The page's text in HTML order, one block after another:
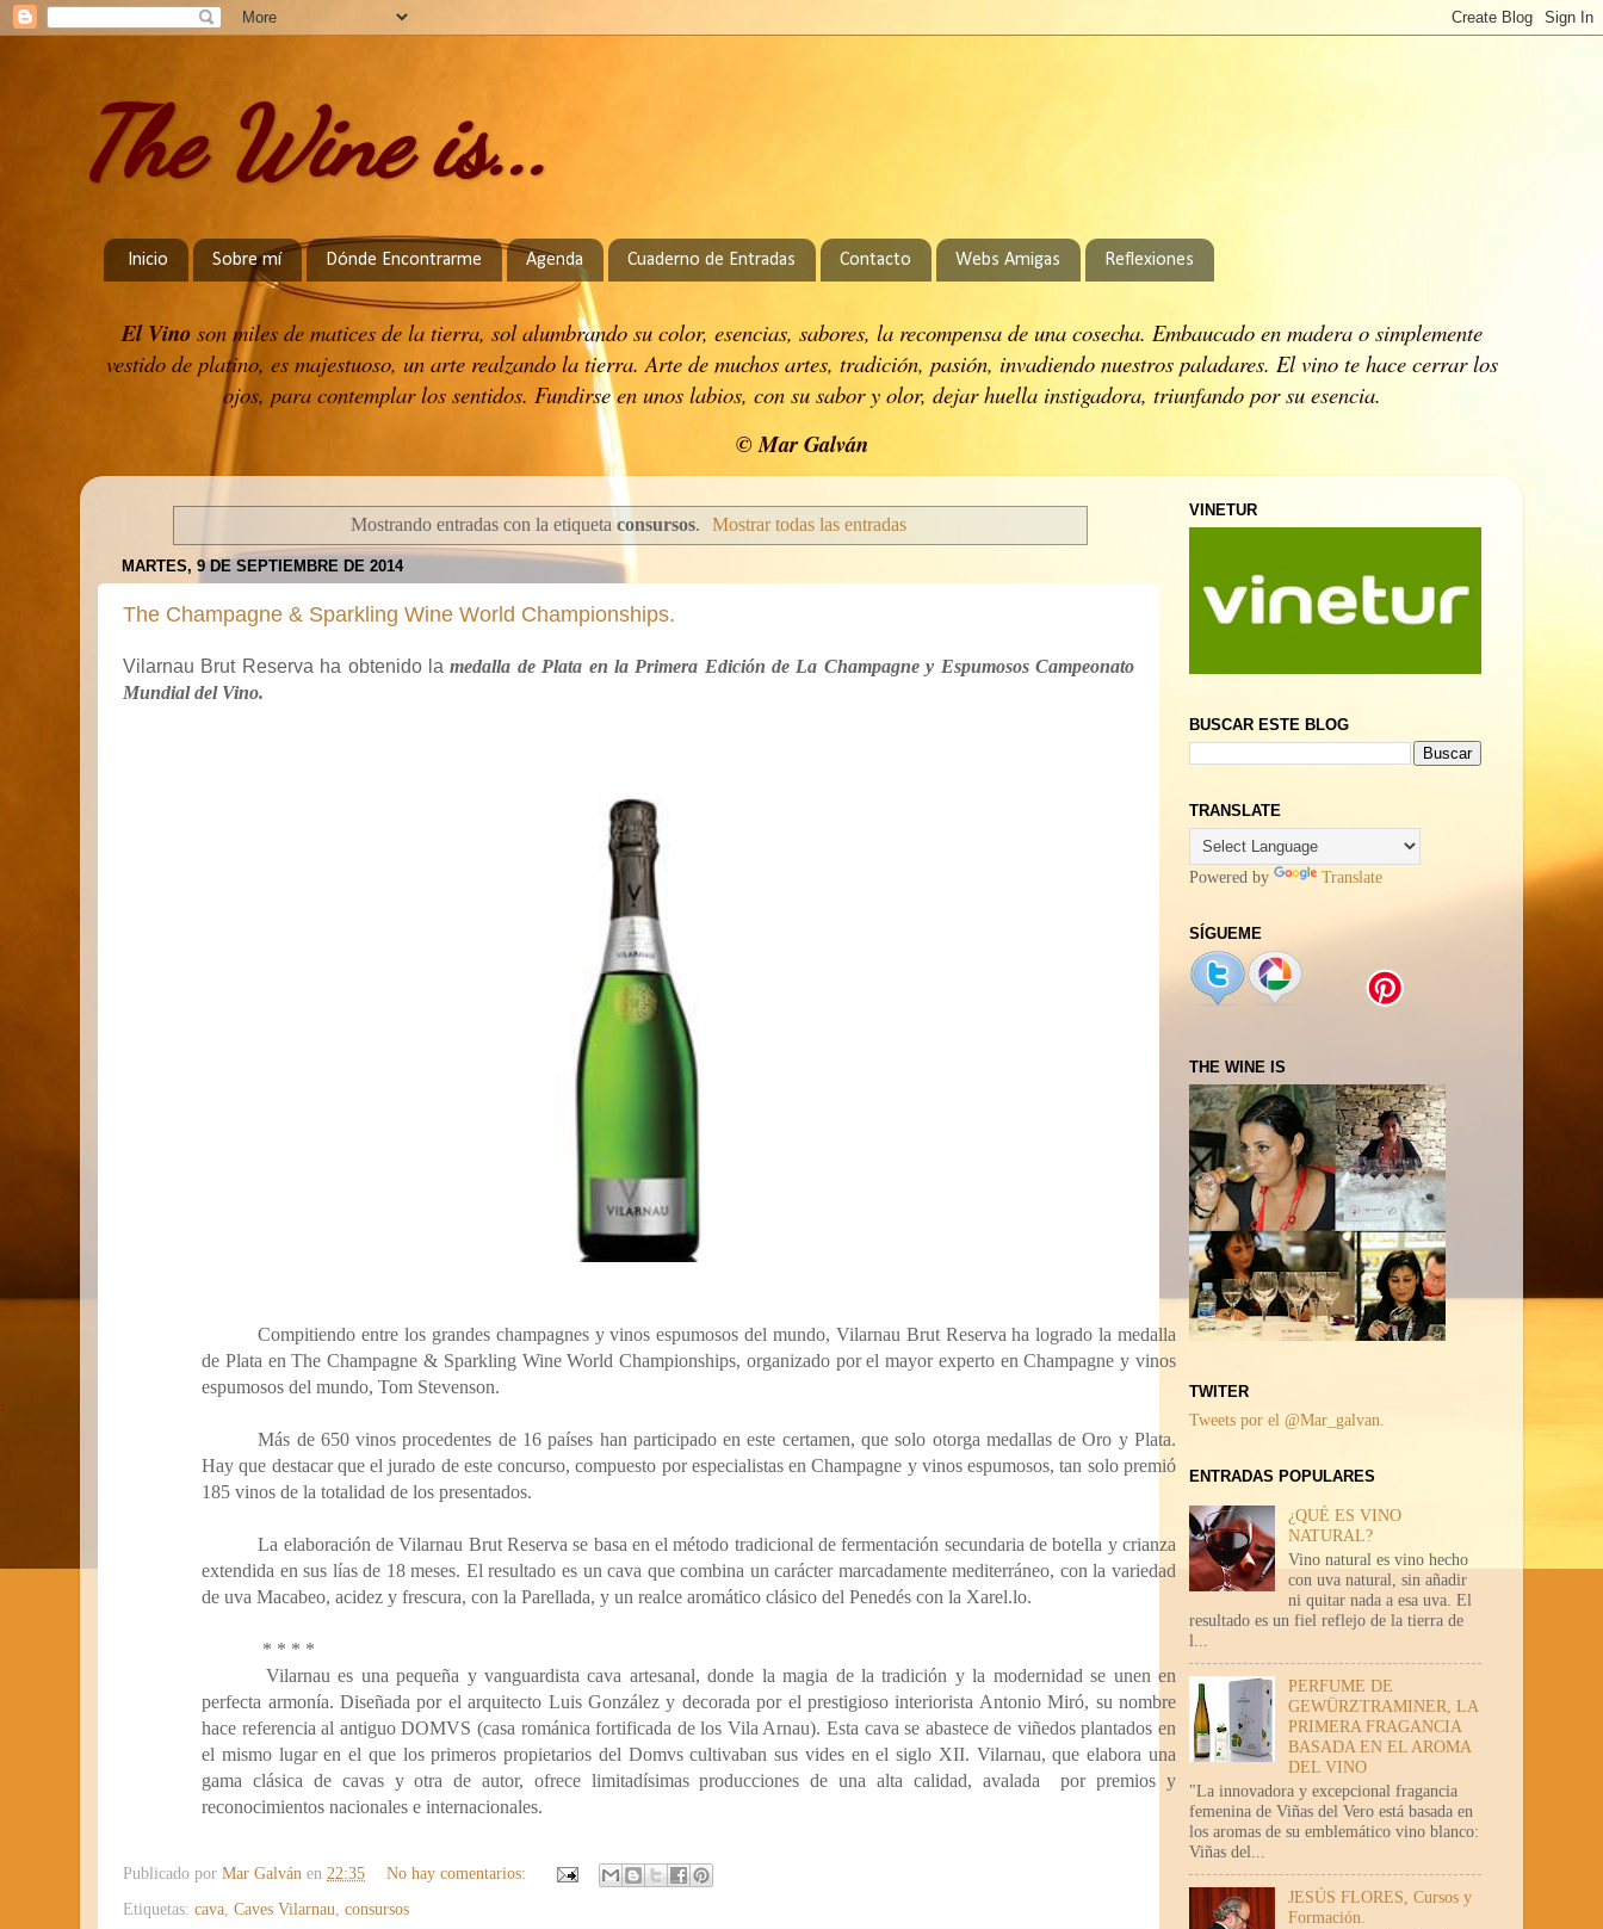
The Wine is...
Inicio Sobre mí Dónde Encontrarme Agenda Cuaderno de Entradas Contacto Webs Amigas Reflexiones
El Vino son miles de matices de la tierra, sol alumbrando su color, esencias, sabores, la recompensa de una cosecha. Embaucado en madera o simplemente
vestido de platino, es majestuoso, un arte realzando la tierra. Arte de muchos artes, tradición, pasión, invadiendo nuestros paladares. El vino te hace cerrar los
ojos, para contemplar los sentidos. Fundirse en unos labios, con su sabor y olor, dejar huella instigadora, triunfando por su esencia.
© Mar Galván
Mostrando entradas con la etiquetaconsursos. Mostrar todas las entradas
MARTES, 9 DE SEPTIEMBRE DE 2014
The Champagne & Sparkling Wine World Championships.
Vilarnau Brut Reserva ha obtenido lamedalla de Plata en la Primera Edición de La Champagne y Espumosos Campeonato
Mundial del Vino.
Compitiendo entre los grandes champagnes y vinos espumosos del mundo, Vilarnau Brut Reserva ha logrado la medalla
de Plata en The Champagne & Sparkling Wine World Championships, organizado por el mayor experto en Champagne y vinos
espumosos del mundo, Tom Stevenson.
Más de 650 vinos procedentes de 16 países han participado en este certamen, que solo otorga medallas de Oro y Plata.
Hay que destacar que el jurado de este concurso, compuesto por especialistas en Champagne y vinos espumosos, tan solo premió
185 vinos de la totalidad de los presentados.
La elaboración de Vilarnau Brut Reserva se basa en el método tradicional de fermentación secundaria de botella y crianza
extendida en sus lías de 18 meses. El resultado es un cava que combina un carácter marcadamente mediterráneo, con la variedad
de uva Macabeo, acidez y frescura, con la Parellada, y un realce aromático clásico del Penedés con la Xarel.lo.
* * * *
Vilarnau es una pequeña y vanguardista cava artesanal, donde la magia de la tradición y la modernidad se unen en
perfecta armonía. Diseñada por el arquitecto Luis González y decorada por el prestigioso interiorista Antonio Miró, su nombre
hace referencia al antiguo DOMVS (casa románica fortificada de los Vila Arnau). Esta cava se abastece de viñedos plantados en
el mismo lugar en el que los primeros propietarios del Domvs cultivaban sus vides en el siglo XII. Vilarnau, que elabora una
gama clásica de cavas y otra de autor, ofrece limitadísimas producciones de una alta calidad, avalada por premios y
reconocimientos nacionales e internacionales.
Publicado por Mar Galván en 22:35
No hay comentarios:
Etiquetas: cava Caves Vilarnau consursos
VINETUR
BUSCAR ESTE BLOG
TRANSLATE
Powered by Translate
SÍGUEME
THE WINE IS
TWITER
Tweets por el @Mar_galvan.
ENTRADAS POPULARES
¿QUÉ ES VINO
NATURAL?
Vino natural es vino hecho
con uva natural, sin añadir
ni quitar nada a esa uva. El
resultado es un fiel reflejo de la tierra de
l...
PERFUME DE
GEWÜRZTRAMINER, LA
PRIMERA FRAGANCIA
BASADA EN EL AROMA
DEL VINO
"La innovadora y excepcional fragancia
femenina de Viñas del Vero está basada en
los aromas de su emblemático vino blanco:
Viñas del...
JESÚS FLORES, Cursos y
Formación.